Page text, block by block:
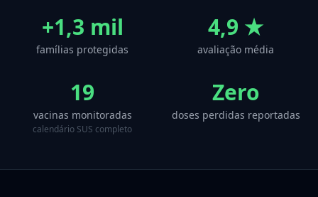
+1,3 mil
famílias protegidas
4,9 ★
avaliação média
19
vacinas monitoradas
calendário SUS completo
Zero
doses perdidas reportadas